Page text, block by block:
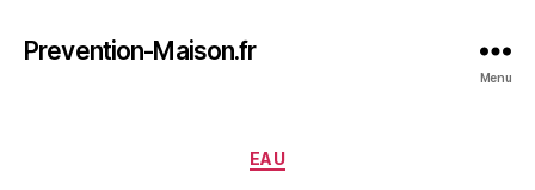
Prevention-Maison.fr
Menu
Catégories
EAU